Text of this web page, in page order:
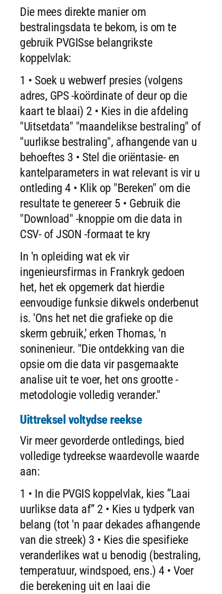
Die mees direkte manier om
bestralingsdata te bekom, is om te
gebruik PVGISse belangrikste
koppelvlak:
1 • Soek u webwerf presies (volgens
adres, GPS -koördinate of deur op die
kaart te blaai) 2 • Kies in die afdeling
"Uitsetdata" "maandelikse bestraling" of
"uurlikse bestraling", afhangende van u
behoeftes 3 • Stel die oriëntasie- en
kantelparameters in wat relevant is vir u
ontleding 4 • Klik op "Bereken" om die
resultate te genereer5 • Gebruik die
"Download" -knoppie om die data in
CSV- of JSON -formaat te kry
In 'n opleiding wat ek vir
ingenieursfirmas in Frankryk gedoen
het, het ek opgemerk dat hierdie
eenvoudige funksie dikwels onderbenut
is. 'Ons het net die grafieke op die
skerm gebruik,' erken Thomas, 'n
soninenieur. "Die ontdekking van die
opsie om die data vir pasgemaakte
analise uit te voer, het ons grootte -
metodologie volledig verander."
Uittreksel voltydse reekse
Vir meer gevorderde ontledings, bied
volledige tydreekse waardevolle waarde
aan:
1 • In die PVGIS koppelvlak, kies “Laai
uurlikse data af” 2 • Kies u tydperk van
belang (tot 'n paar dekades afhangende
van die streek) 3 • Kies die spesifieke
veranderlikes wat u benodig (bestraling,
temperatuur, windspoed, ens.) 4 • Voer
die berekening uit en laai die